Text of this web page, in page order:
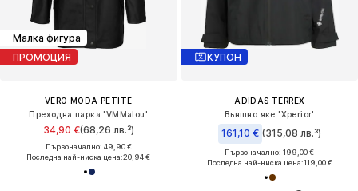
Малка фигура
ПРОМОЦИЯ
VERO MODA PETITE
Преходна парка 'VMMalou'
34,90 €(68,26 лв.³)
Първоначално: 49,90 €
Последна най-ниска цена:20,94 €
КУПОН
ADIDAS TERREX
Външно яке 'Xperior'
161,10 € (315,08 лв.³)
Първоначално: 199,00 €
Последна най-ниска цена:119,00 €